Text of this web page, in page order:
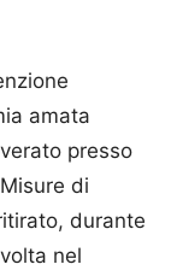
amata
presso
di
durante
nel